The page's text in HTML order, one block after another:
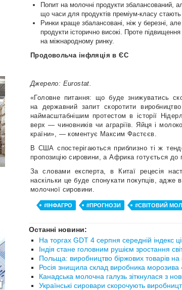
Попит на молочні продукти збалансований,
що часи для продуктів преміум-класу
Ринки краще збалансовані, ніж у березні,
продукти історично високі. Проте
на міжнародному ринку.
Продовольча інфляція в ЄС
Джерело: Eurostat.
«Головне питання: що буде знижуватись
на державний запит скоротити
наймасштабнішим протестом в історії
верх — чиновників чи аграріїв. Яйця і
країни», — коментує Максим Фастєєв.
В США спостерігаються приблизно ті ж
пропозицію сировини, а Африка готується
За словами експерта, в Китаї рецесія
наскільки це буде спонукати покупців, адже
молочної сировини.
#ІНФАГРО #ПРОГНОЗИ #СВІТОВИЙ
Останні новини:
На торгах GDT 4 серпня середній індекс
Індія стане головним рушієм зростання
Польща: виробництво біржових товарів на
Росія знищила склад виробника
Канадська молочна галузь зіткнулася з
Українські сировари скорочують